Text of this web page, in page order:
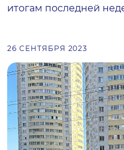
итогам последней
26 СЕНТЯБРЯ 2023